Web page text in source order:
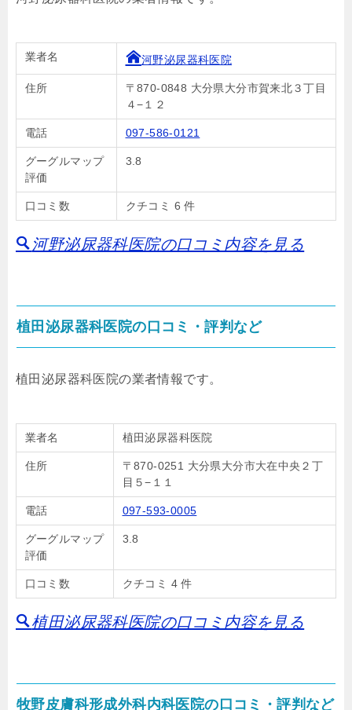
業者名 河野泌尿器科医院
住所
〒870-0848 大分県大分市賀来北３丁目
４−１２
電話 097-586-0121
グーグルマップ
評価
3.8
口コミ数 クチコミ 6 件
河野泌尿器科医院の口コミ内容を見る
植田泌尿器科医院の口コミ・評判など
植田泌尿器科医院の業者情報です。
業者名 植田泌尿器科医院
住所
〒870-0251 大分県大分市大在中央２丁
目５−１１
電話 097-593-0005
グーグルマップ
評価
3.8
口コミ数 クチコミ 4 件
植田泌尿器科医院の口コミ内容を見る
牧野皮膚科形成外科内科医院の口コミ・評判など